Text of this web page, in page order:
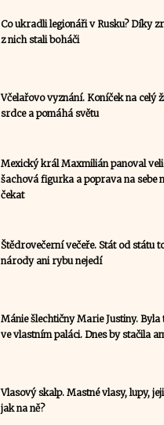
Co ukradli legionáři v Rusku? Díky
z nich stali boháči
Včelařovo vyznání. Koníček na celý
srdce a pomáhá světu
Mexický král Maxmilián panoval
šachová figurka a poprava na sebe
čekat
Štědrovečerní večeře. Stát od státu
národy ani rybu nejedí
Mánie šlechtičny Marie Justiny.
ve vlastním paláci. Dnes by stačila
Vlasový skalp. Mastné vlasy, lupy,
jak na ně?